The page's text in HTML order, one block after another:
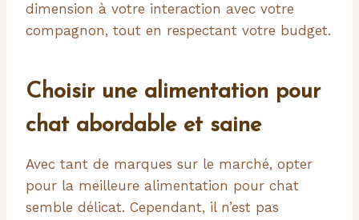
dimension à votre interaction avec votre
compagnon, tout en respectant votre budget.
Choisir une alimentation pour
chat abordable et saine
Avec tant de marques sur le marché, opter
pour la meilleure alimentation pour chat
semble délicat. Cependant, il n’est pas